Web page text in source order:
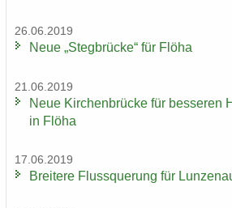
26.06.2019
Neue „Steg­brü­cke“ für Flöha
21.06.2019
Neue Kir­chen­brü­cke für bes­se­ren
in Flöha
17.06.2019
Brei­te­re Fluss­que­rung für